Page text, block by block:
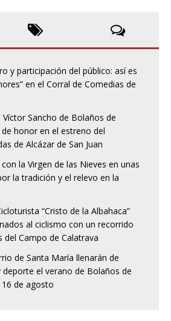
y participación del público: así es
en el Corral de Comedias de
Sancho de Bolaños de
honor en el estreno del
de Alcázar de San Juan
la Virgen de las Nieves en unas
la tradición y el relevo en la
“Cristo de la Albahaca”
al ciclismo con un recorrido
del Campo de Calatrava
de Santa María llenarán de
el verano de Bolaños de
de agosto